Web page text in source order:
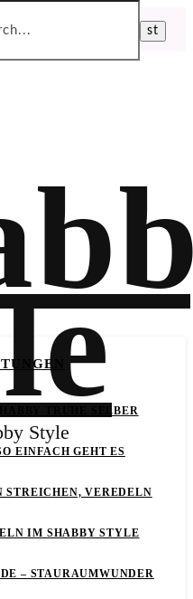
Style
TRUHE SELBER
EINFACH GEHT ES
STREICHEN, VEREDELN
IM SHABBY STYLE
– STAURAUMWUNDER